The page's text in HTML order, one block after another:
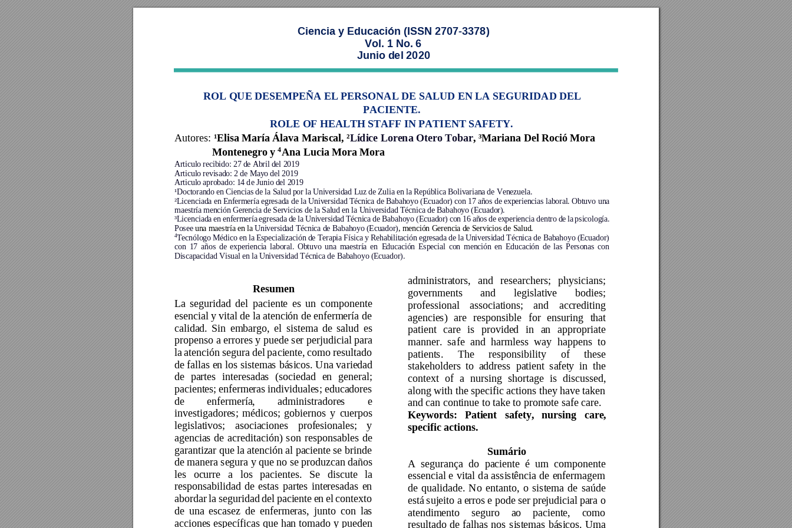
Ciencia y Educación (ISSN 2707-3378)
Vol. 1 No. 6
Junio del 2020
ROL QUE DESEMPEÑA EL PERSONAL DE SALUD EN LA SEGURIDAD DEL
PACIENTE.
ROLE OF HEALTH STAFF IN PATIENT SAFETY.
Autores: ¹Elisa María Álava Mariscal, ²Lídice Lorena Otero Tobar, ³Mariana Del Roció Mora
Montenegro y 4Ana Lucia Mora Mora
Articulo recibido: 27 de Abril del 2019
Articulo revisado: 2 de Mayo del 2019
Articulo aprobado: 14 de Junio del 2019
¹Doctorando en Ciencias de la Salud por la Universidad Luz de Zulia en la República Bolivariana de Venezuela.
²Licenciada en Enfermería egresada de la Universidad Técnica de Babahoyo (Ecuador) con 17 años de experiencias laboral. Obtuvo una
maestría mención Gerencia de Servicios de la Salud en la Universidad Técnica de Babahoyo (Ecuador).
³Licenciada en enfermería egresada de la Universidad Técnica de Babahoyo (Ecuador) con 16 años de experiencia dentro de la psicología.
Posee una maestría en la Universidad Técnica de Babahoyo (Ecuador), mención Gerencia de Servicios de Salud.
4Tecnólogo Médico en la Especialización de Terapia Física y Rehabilitación egresada de la Universidad Técnica de Babahoyo (Ecuador)
con 17 años de experiencia laboral. Obtuvo una maestría en Educación Especial con mención en Educación de las Personas con
Discapacidad Visual en la Universidad Técnica de Babahoyo (Ecuador).
Resumen
La seguridad del paciente es un componente
esencial y vital de la atención de enfermería de
calidad. Sin embargo, el sistema de salud es
propenso a errores y puede ser perjudicial para
la atención segura del paciente, comoresultado
de fallas en los sistemas básicos. Una variedad
de partes interesadas (sociedad en general;
pacientes; enfermeras individuales; educadores
de
enfermería, administradores
e
investigadores; médicos; gobiernos y cuerpos
legislativos;
asociaciones profesionales;
y
agencias de acreditación) son responsables de
garantizar que la atención al paciente se brinde
de manera segura y que no se produzcan daños
les ocurre a los pacientes. Se discute la
responsabilidad de estas partes interesadas en
abordar la seguridad del paciente en el contexto
de una escasez de enfermeras, junto con las
acciones específicas que han tomado y pueden
administrators, and researchers; physicians;
governments
and legislative
bodies;
professional
associations; and
accrediting
agencies) are responsible for ensuring that
patient care is provided in an appropriate
manner. safe and harmless way happens to
patients.
The responsibility of
these
stakeholders to address patient safety in the
context of a nursing shortage is discussed,
along with the specific actions they have taken
and can continue to take to promote safe care.
Keywords: Patient safety, nursing care,
specific actions.
Sumário
A segurança do paciente é um componente
essencial e vital da assistência de enfermagem
de qualidade. No entanto, o sistema de saúde
está sujeito a erros e pode ser prejudicial para o
atendimento
seguro ao paciente,
como
resultado de falhas nos sistemas básicos. Uma